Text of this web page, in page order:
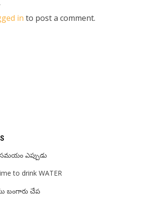
in to post a comment.
ఎప్పుడు
to drink WATER
బంగారు చేప